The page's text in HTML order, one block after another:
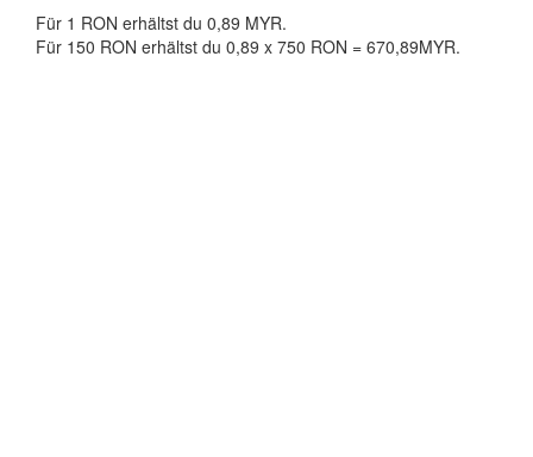
Für 1 RON erhältst du 0,89 MYR.
Für 150 RON erhältst du 0,89 x 750 RON = 670,89MYR.